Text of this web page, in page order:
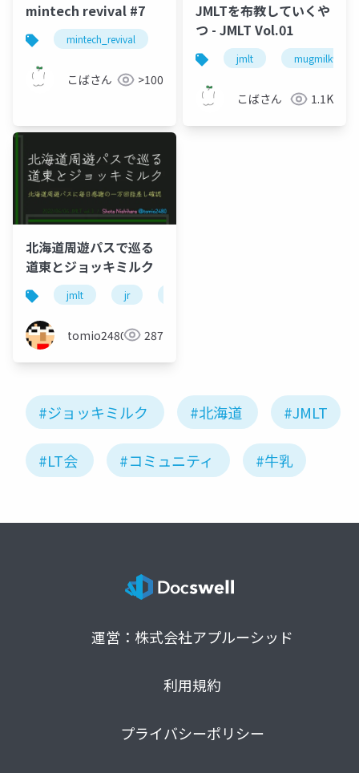
mintech revival #7
mintech_revival
こばさん >100
JMLTを布教していくや
つ - JMLT Vol.01
jmlt mugmilk946
こばさん 1.1K
北海道周遊パスで巡る
道東とジョッキミルク
jmlt jr
tomio2480 287
#ジョッキミルク #北海道 #JMLT
#LT会 #コミュニティ #牛乳
運営：株式会社アプルーシッド
利用規約
プライバシーポリシー